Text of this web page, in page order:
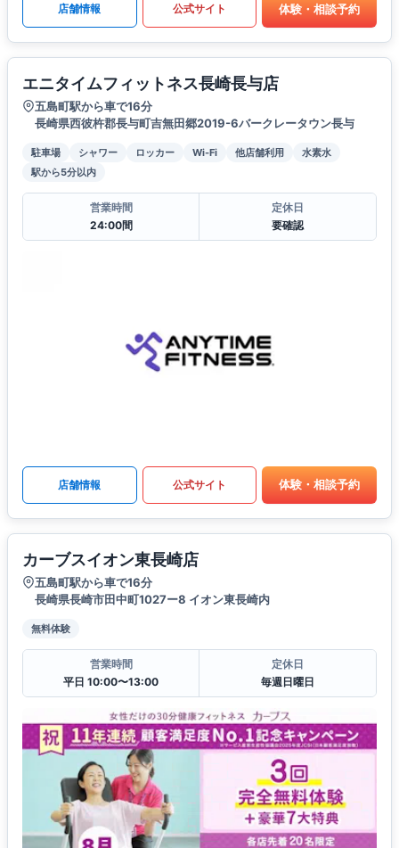
店舗情報 公式サイト 体験・相談予約
エニタイムフィットネス長崎長与店
五島町駅から車で16分
長崎県西彼杵郡長与町吉無田郷2019-6バークレータウン長与
駐車場 シャワー ロッカー Wi-Fi 他店舗利用
水素水
駅から5分以内
営業時間
24:00間
定休日
要確認
店舗情報 公式サイト 体験・相談予約
カーブスイオン東長崎店
五島町駅から車で16分
長崎県長崎市田中町1027ー8 イオン東長崎内
無料体験
営業時間
平日 10:00〜13:00
定休日
毎週日曜日